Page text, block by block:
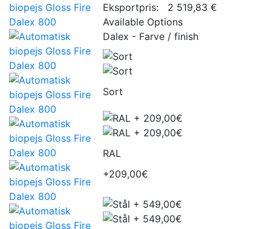
Eksportpris:
2 519,83 €
Available Options
Dalex - Farve / finish
Sort
RAL
+209,00€